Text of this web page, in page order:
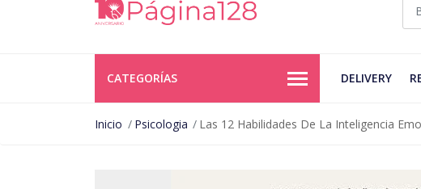
CATEGORÍAS DELIVERY
Inicio Psicologia Las 12 Habilidades De La Inteligencia